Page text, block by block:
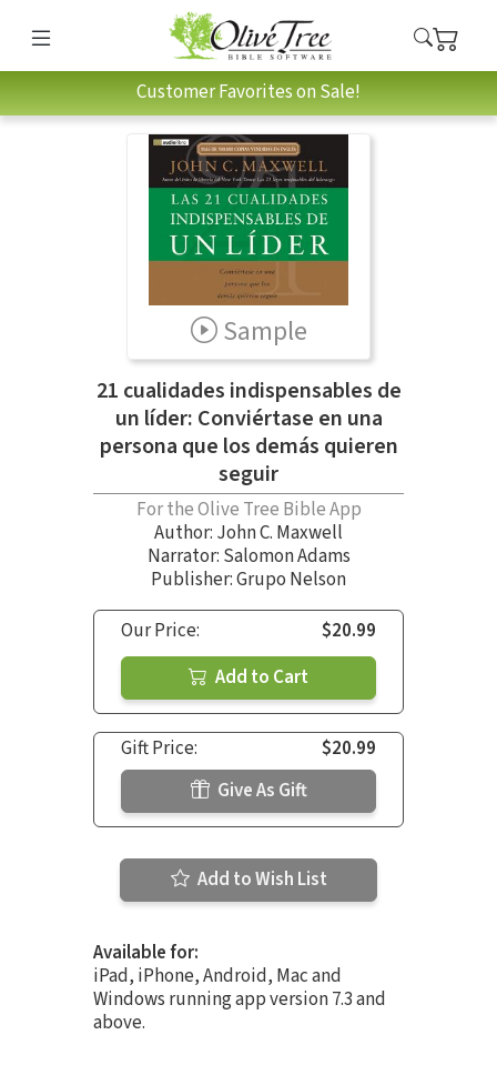
Customer Favorites on Sale!
Sample
21 cualidades indispensables de
un líder: Conviértase en una
persona que los demás quieren
seguir
For the Olive Tree Bible App
Author: John C. Maxwell
Narrator: Salomon Adams
Publisher: Grupo Nelson
Our Price:
$20.99
Add to Cart
Gift Price:
$20.99
Give As Gift
Add to Wish List
Available for:
iPad, iPhone, Android, Mac and
Windows running app version 7.3 and
above.